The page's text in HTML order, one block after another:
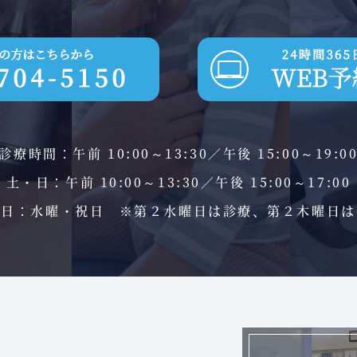
療時間 ：午前 10:00～13:30／午後 15:00～
土・日：午前 10:00～13:30／午後 15:00～17:00
： 水曜・祝日 ※第２水曜日は診療、第２木曜日